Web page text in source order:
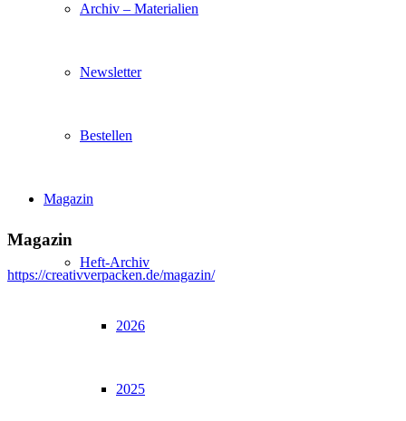
Archiv – Materialien
Newsletter
Bestellen
Magazin
Heft-Archiv
2026
2025
Magazin
https://creativverpacken.de/magazin/